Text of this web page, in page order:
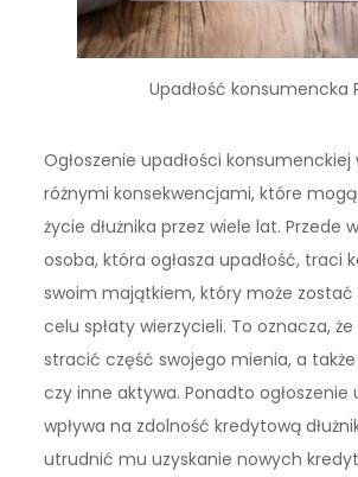
Upadłość konsumencka
Ogłoszenie upadłości konsumenckiej
różnymi konsekwencjami, które
życie dłużnika przez wiele lat. Przede
osoba, która ogłasza upadłość, traci
swoim majątkiem, który może zostać
celu spłaty wierzycieli. To oznacza, że
stracić część swojego mienia, a
czy inne aktywa. Ponadto ogłoszenie
wpływa na zdolność kredytową
utrudnić mu uzyskanie nowych